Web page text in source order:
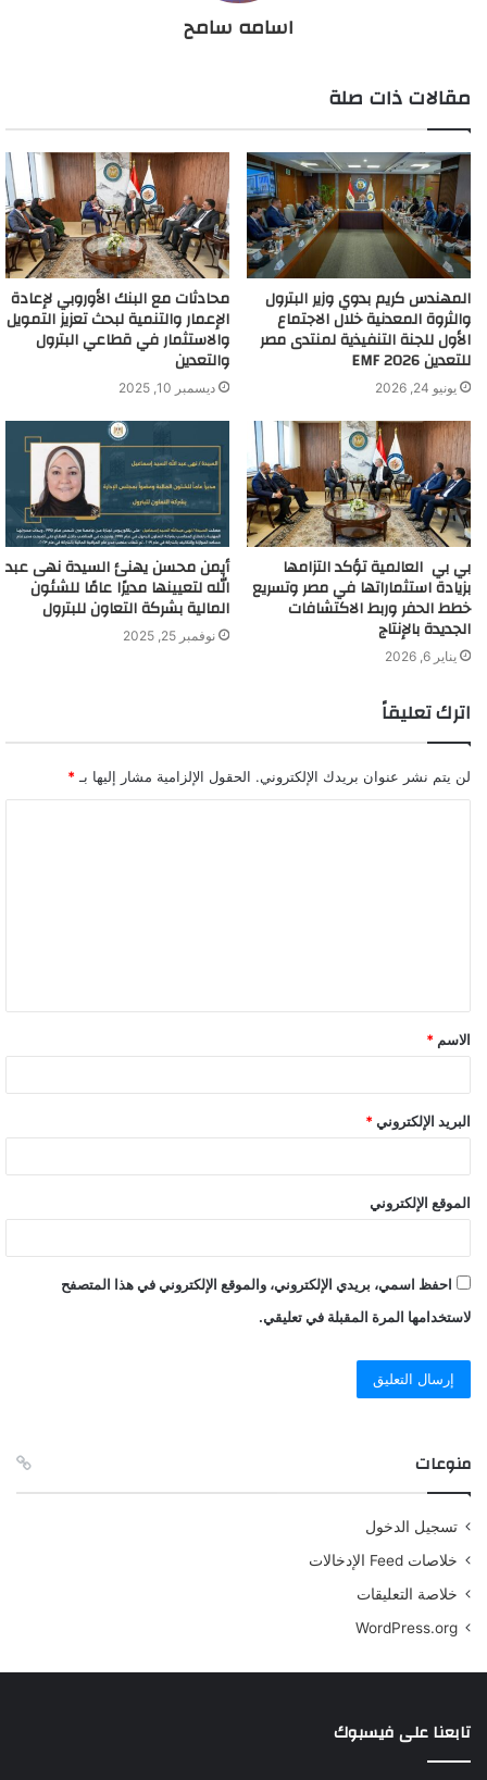
اسامه سامح
مقالات ذات صلة
المهندس كريم بدوي وزير البترول
والثروة المعدنية خلال الاجتماع
الأول للجنة التنفيذية لمنتدى مصر
للتعدين 2026 EMF
يونيو 24, 2026
محادثات مع البنك الأوروبي لإعادة
الإعمار والتنمية لبحث تعزيز التمويل
والاستثمار في قطاعي البترول
والتعدين
ديسمبر 10, 2025
بي بي العالمية تؤكد التزامها
بزيادة استثماراتها في مصر وتسريع
خطط الحفر وربط الاكتشافات
الجديدة بالإنتاج
يناير 6, 2026
أيمن محسن يهنئ السيدة نهى عبد
الله لتعيينها مديرًا عامًا للشئون
المالية بشركة التعاون للبترول
نوفمبر 25, 2025
اترك تعليقاً
لن يتم نشر عنوان بريدك الإلكتروني. الحقول الإلزامية مشار إليها بـ *
ق
*
الاسم *
البريد الإلكتروني *
الموقع الإلكتروني
احفظ اسمي، بريدي الإلكتروني، والموقع الإلكتروني في هذا المتصفح
لاستخدامها المرة المقبلة في تعليقي.
منوعات
تسجيل الدخول
خلاصات Feed الإدخالات
خلاصة التعليقات
WordPress.org
تابعنا على فيسبوك